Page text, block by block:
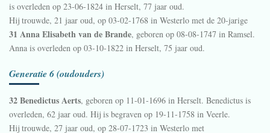
is overleden op 23-06-1824 in Herselt, 77 jaar oud.
Hij trouwde, 21 jaar oud, op 03-02-1768 in Westerlo met de 20-jarige
31 Anna Elisabeth van de Brande, geboren op 08-08-1747 in Ramsel.
Anna is overleden op 03-10-1822 in Herselt, 75 jaar oud.
Generatie 6 (oudouders)
32 Benedictus Aerts, geboren op 11-01-1696 in Herselt. Benedictus is
overleden, 62 jaar oud. Hij is begraven op 19-11-1758 in Veerle.
Hij trouwde, 27 jaar oud, op 28-07-1723 in Westerlo met